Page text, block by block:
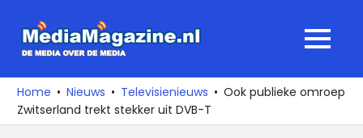
naar
media
over
de
MENU
Home Nieuws Televisienieuws
Ook publieke omroep
Zwitserland trekt stekker uit DVB-T